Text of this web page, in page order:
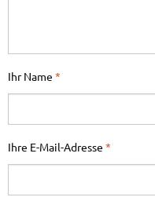
Ihr Name *
Ihre E-Mail-Adresse *